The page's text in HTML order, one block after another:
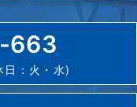
663
：火・水)